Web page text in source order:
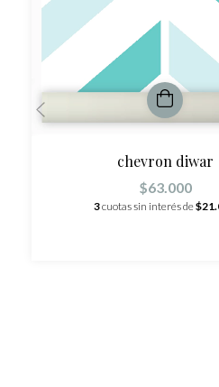
chevron diwar
$63.000
3cuotas sin interés de